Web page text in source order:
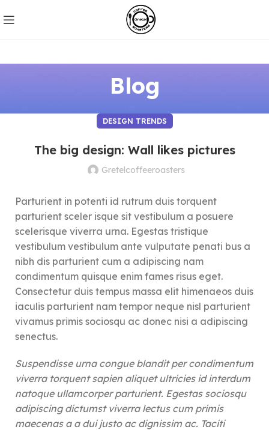
Blog
DESIGN TRENDS
The big design: Wall likes pictures
Gretelcoffeeroasters
Parturient in potenti id rutrum duis torquent
parturient sceler isque sit vestibulum a posuere
scelerisque viverra urna. Egestas tristique
vestibulum vestibulum ante vulputate penati bus a
nibh dis parturient cum a adipiscing nam
condimentum quisque enim fames risus eget.
Consectetur duis tempus massa elit himenaeos duis
iaculis parturient nam tempor neque nisl parturient
vivamus primis sociosqu ac donec nisi a adipiscing
senectus.
Suspendisse urna congue blandit per condimentum
viverra torquent sapien aliquet ultricies id interdum
natoque ullamcorper parturient. Egestas sociosqu
adipiscing dictumst viverra lectus cum primis
maecenas a a dui justo ac dignissim ac. Taciti